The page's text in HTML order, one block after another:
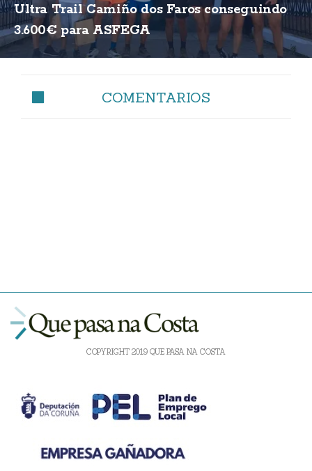
Ultra Trail Camiño dos Faros conseguindo
3.600€ para ASFEGA
COMENTARIOS
COPYRIGHT 2019 QUE PASA NA COSTA